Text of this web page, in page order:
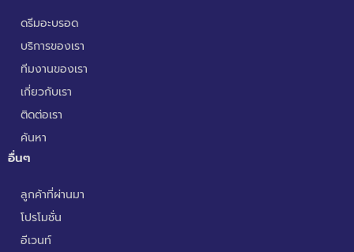
ดรีมอะบรอด
บริการของเรา
ทีมงานของเรา
เกี่ยวกับเรา
ติดต่อเรา
ค้นหา
อื่นๆ
ลูกค้าที่ผ่านมา
โปรโมชั่น
อีเวนท์